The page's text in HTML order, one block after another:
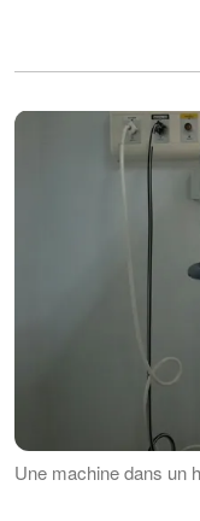
Une machine dans un